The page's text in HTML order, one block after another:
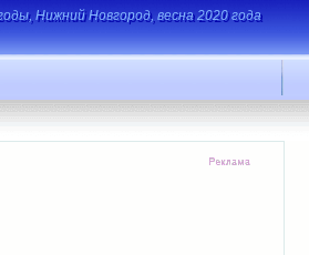
Нижний Новгород, весна 2020 года